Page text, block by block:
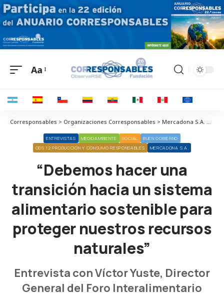
Aa
Corresponsables > Organizaciones Corresponsables > Mercadona S.A. > “Debemos hacer una transición hacia un sistema alimentario sostenible para proteger nuestros recursos naturales”
ENTREVISTAS MEDIOAMBIENTE SOCIAL
BUEN GOBIERNO
ODS 12 PRODUCCIÓN Y CONSUMO RESPONSABLES
MERCADONA S.A.
“Debemos hacer una
transición hacia un sistema
alimentario sostenible para
proteger nuestros recursos
naturales”
Entrevista con Víctor Yuste, Director
General del Foro Interalimentario